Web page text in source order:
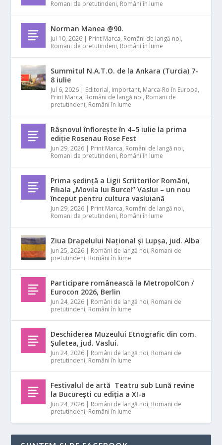
Romani de pretutindeni, Români în lume
Norman Manea @90.
Jul 10, 2026 | Print Marca, Români de langă noi,
Romani de pretutindeni, Români în lume
Summitul N.A.T.O. de la Ankara (Turcia) 7-
8 iulie
Jul 6, 2026 | Editorial, Important, Marca-Ro în Europa,
Print Marca, Români de langă noi, Romani de
pretutindeni, Români în lume
Râșnovul înflorește în 4–5 iulie la prima
ediție Rosenau Rose Fest
Jun 29, 2026 | Print Marca, Români de langă noi,
Romani de pretutindeni, Români în lume
Prima ședință a Ligii Scriitorilor Români,
Filiala „Movila lui Burcel” Vaslui – un nou
început pentru cultura vasluiană
Jun 29, 2026 | Print Marca, Români de langă noi,
Romani de pretutindeni, Români în lume
Ziua Drapelului Național și Lupșa, jud. Alba
Jun 25, 2026 | Români de langă noi, Romani de
pretutindeni, Români în lume
Participare românească la MetropolCon /
Eurocon 2026, Berlin
Jun 24, 2026 | Români de langă noi, Romani de
pretutindeni, Români în lume
Deschiderea Muzeului Etnografic din com.
Șuletea, jud. Vaslui.
Jun 24, 2026 | Români de langă noi, Romani de
pretutindeni, Români în lume
Festivalul de artă Teatru sub Lună revine
la București cu ediția a XI-a
Jun 24, 2026 | Români de langă noi, Romani de
pretutindeni, Români în lume